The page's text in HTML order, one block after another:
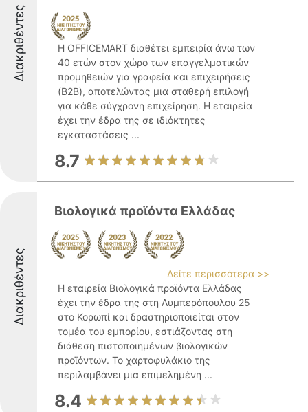
Διακριθέντες
Η OFFICEMART διαθέτει εμπειρία άνω των
40 ετών στον χώρο των επαγγελματικών
προμηθειών για γραφεία και επιχειρήσεις
(B2B), αποτελώντας μια σταθερή επιλογή
για κάθε σύγχρονη επιχείρηση. Η εταιρεία
έχει την έδρα της σε ιδιόκτητες
εγκαταστάσεις ...
8.7
Διακριθέντες
Βιολογικά προϊόντα Ελλάδας
Δείτε περισσότερα >>
Η εταιρεία Βιολογικά προϊόντα Ελλάδας
έχει την έδρα της στη Λυμπερόπουλου 25
στο Κορωπί και δραστηριοποιείται στον
τομέα του εμπορίου, εστιάζοντας στη
διάθεση πιστοποιημένων βιολογικών
προϊόντων. Το χαρτοφυλάκιο της
περιλαμβάνει μια επιμελημένη ...
8.4